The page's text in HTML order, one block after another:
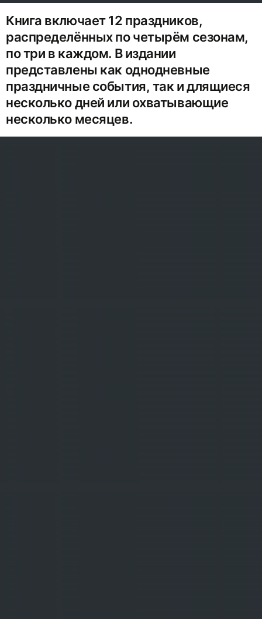
Книга включает 12 праздников,
распределённых по четырём сезонам,
по три в каждом. В издании
представлены как однодневные
праздничные события, так и длящиеся
несколько дней или охватывающие
несколько месяцев.